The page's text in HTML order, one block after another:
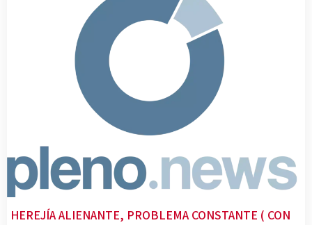
HEREJÍA ALIENANTE, PROBLEMA CONSTANTE ( CON